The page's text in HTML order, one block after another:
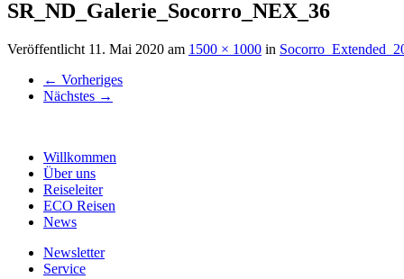
SR_ND_Galerie_Socorro_NEX_36
Veröffentlicht 11. Mai 2020 am 1500 × 1000 in
← Vorheriges
Nächstes →
Willkommen
Über uns
Reiseleiter
ECO Reisen
News
Newsletter
Service